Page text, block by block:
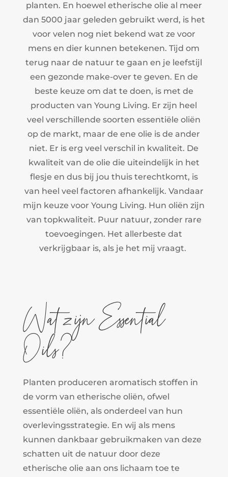
planten. En hoewel etherische olie al meer
dan 5000 jaar geleden gebruikt werd, is het
voor velen nog niet bekend wat ze voor
mens en dier kunnen betekenen. Tijd om
terug naar de natuur te gaan en je leefstijl
een gezonde make-over te geven. En de
beste keuze om dat te doen, is met de
producten van Young Living. Er zijn heel
veel verschillende soorten essentiële oliën
op de markt, maar de ene olie is de ander
niet. Er is erg veel verschil in kwaliteit. De
kwaliteit van de olie die uiteindelijk in het
flesje en dus bij jou thuis terechtkomt, is
van heel veel factoren afhankelijk. Vandaar
mijn keuze voor Young Living. Hun oliën zijn
van topkwaliteit. Puur natuur, zonder rare
toevoegingen. Het allerbeste dat
verkrijgbaar is, als je het mij vraagt.
Wat zijn Essential
Oils?
Planten produceren aromatisch stoffen in
de vorm van etherische oliën, ofwel
essentiële oliën, als onderdeel van hun
overlevingsstrategie. En wij als mens
kunnen dankbaar gebruikmaken van deze
schatten uit de natuur door deze
etherische olie aan ons lichaam toe te